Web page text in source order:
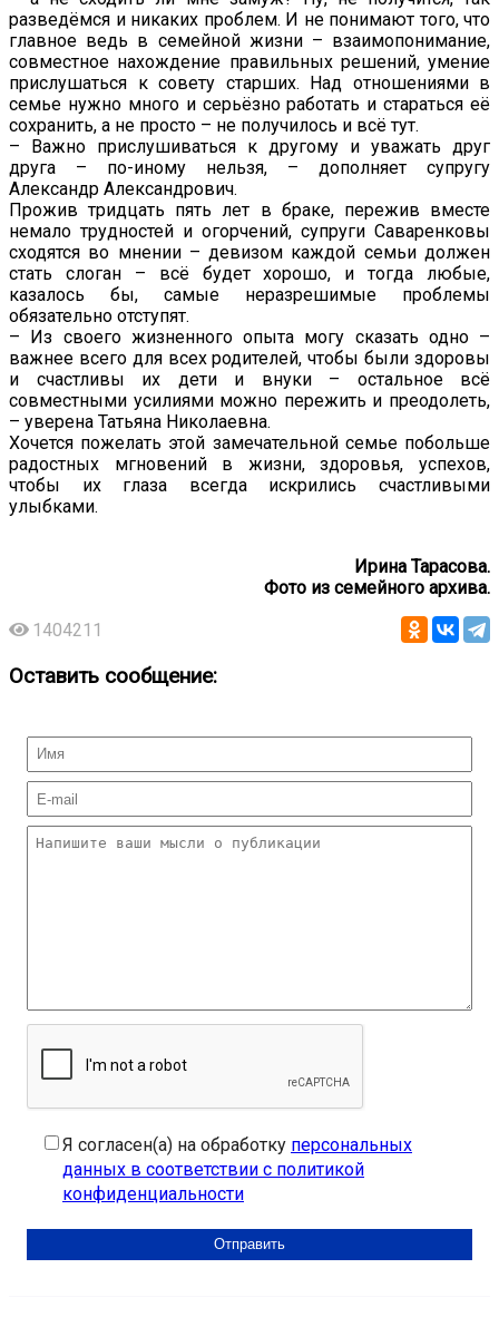
разведёмся и никаких проблем. И не понимают того, что
главное ведь в семейной жизни – взаимопонимание,
совместное нахождение правильных решений, умение
прислушаться к совету старших. Над отношениями в
семье нужно много и серьёзно работать и стараться её
сохранить, а не просто – не получилось и всё тут.
– Важно прислушиваться к другому и уважать друг
друга – по-иному нельзя, – дополняет супругу
Александр Александрович.
Прожив тридцать пять лет в браке, пережив вместе
немало трудностей и огорчений, супруги Саваренковы
сходятся во мнении – девизом каждой семьи должен
стать слоган – всё будет хорошо, и тогда любые,
казалось бы, самые неразрешимые проблемы
обязательно отступят.
– Из своего жизненного опыта могу сказать одно –
важнее всего для всех родителей, чтобы были здоровы
и счастливы их дети и внуки – остальное всё
совместными усилиями можно пережить и преодолеть,
– уверена Татьяна Николаевна.
Хочется пожелать этой замечательной семье побольше
радостных мгновений в жизни, здоровья, успехов,
чтобы их глаза всегда искрились счастливыми
улыбками.
Ирина Тарасова.
Фото из семейного архива.
1404211
Оставить сообщение:
Я согласен(а) на обработку персональных
данных в соответствии с политикой
конфиденциальности